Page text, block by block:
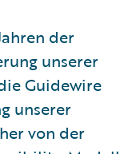
der
unserer
Guidewire
unserer
von der